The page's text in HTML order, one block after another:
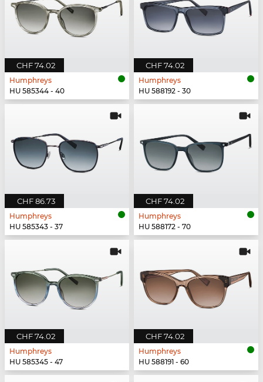
CHF 74.02
Humphreys
HU 585344 - 40
CHF 74.02
Humphreys
HU 588192 - 30
CHF 86.73
Humphreys
HU 585343 - 37
CHF 74.02
Humphreys
HU 588172 - 70
CHF 74.02
Humphreys
HU 585345 - 47
CHF 74.02
Humphreys
HU 588191 - 60